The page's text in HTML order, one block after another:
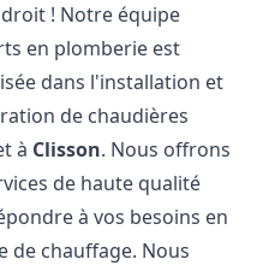
! Notre équipe
en plomberie est
dans l'installation et
de chaudières
à Clisson. Nous offrons
de haute qualité
à vos besoins en
de chauffage. Nous